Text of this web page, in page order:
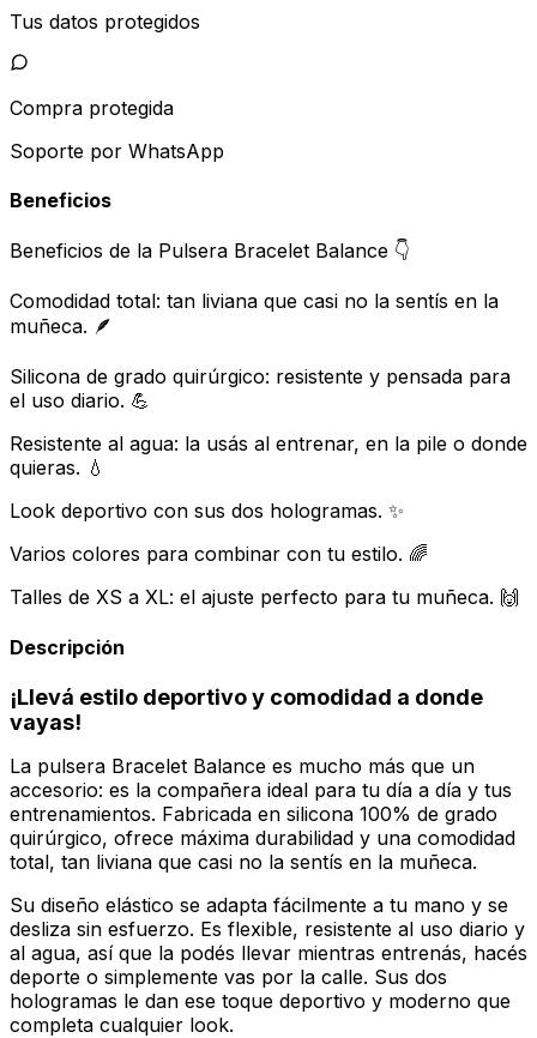
Tus datos protegidos
Compra protegida
Soporte por WhatsApp
Beneficios
Beneficios de la Pulsera Bracelet Balance 👇
Comodidad total: tan liviana que casi no la sentís en la
muñeca. 🪶
Silicona de grado quirúrgico: resistente y pensada para
el uso diario. 💪
Resistente al agua: la usás al entrenar, en la pile o donde
quieras. 💧
Look deportivo con sus dos hologramas. ✨
Varios colores para combinar con tu estilo. 🌈
Talles de XS a XL: el ajuste perfecto para tu muñeca. 🙌
Descripción
¡Llevá estilo deportivo y comodidad a donde
vayas!
La pulsera Bracelet Balance es mucho más que un
accesorio: es la compañera ideal para tu día a día y tus
entrenamientos. Fabricada en silicona 100% de grado
quirúrgico, ofrece máxima durabilidad y una comodidad
total, tan liviana que casi no la sentís en la muñeca.
Su diseño elástico se adapta fácilmente a tu mano y se
desliza sin esfuerzo. Es flexible, resistente al uso diario y
al agua, así que la podés llevar mientras entrenás, hacés
deporte o simplemente vas por la calle. Sus dos
hologramas le dan ese toque deportivo y moderno que
completa cualquier look.